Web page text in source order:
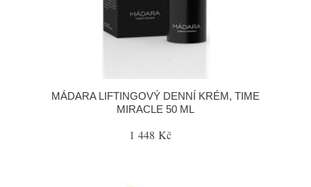
MÁDARA LIFTINGOVÝ DENNÍ KRÉM, TIME
MIRACLE 50 ML
1 448 Kč